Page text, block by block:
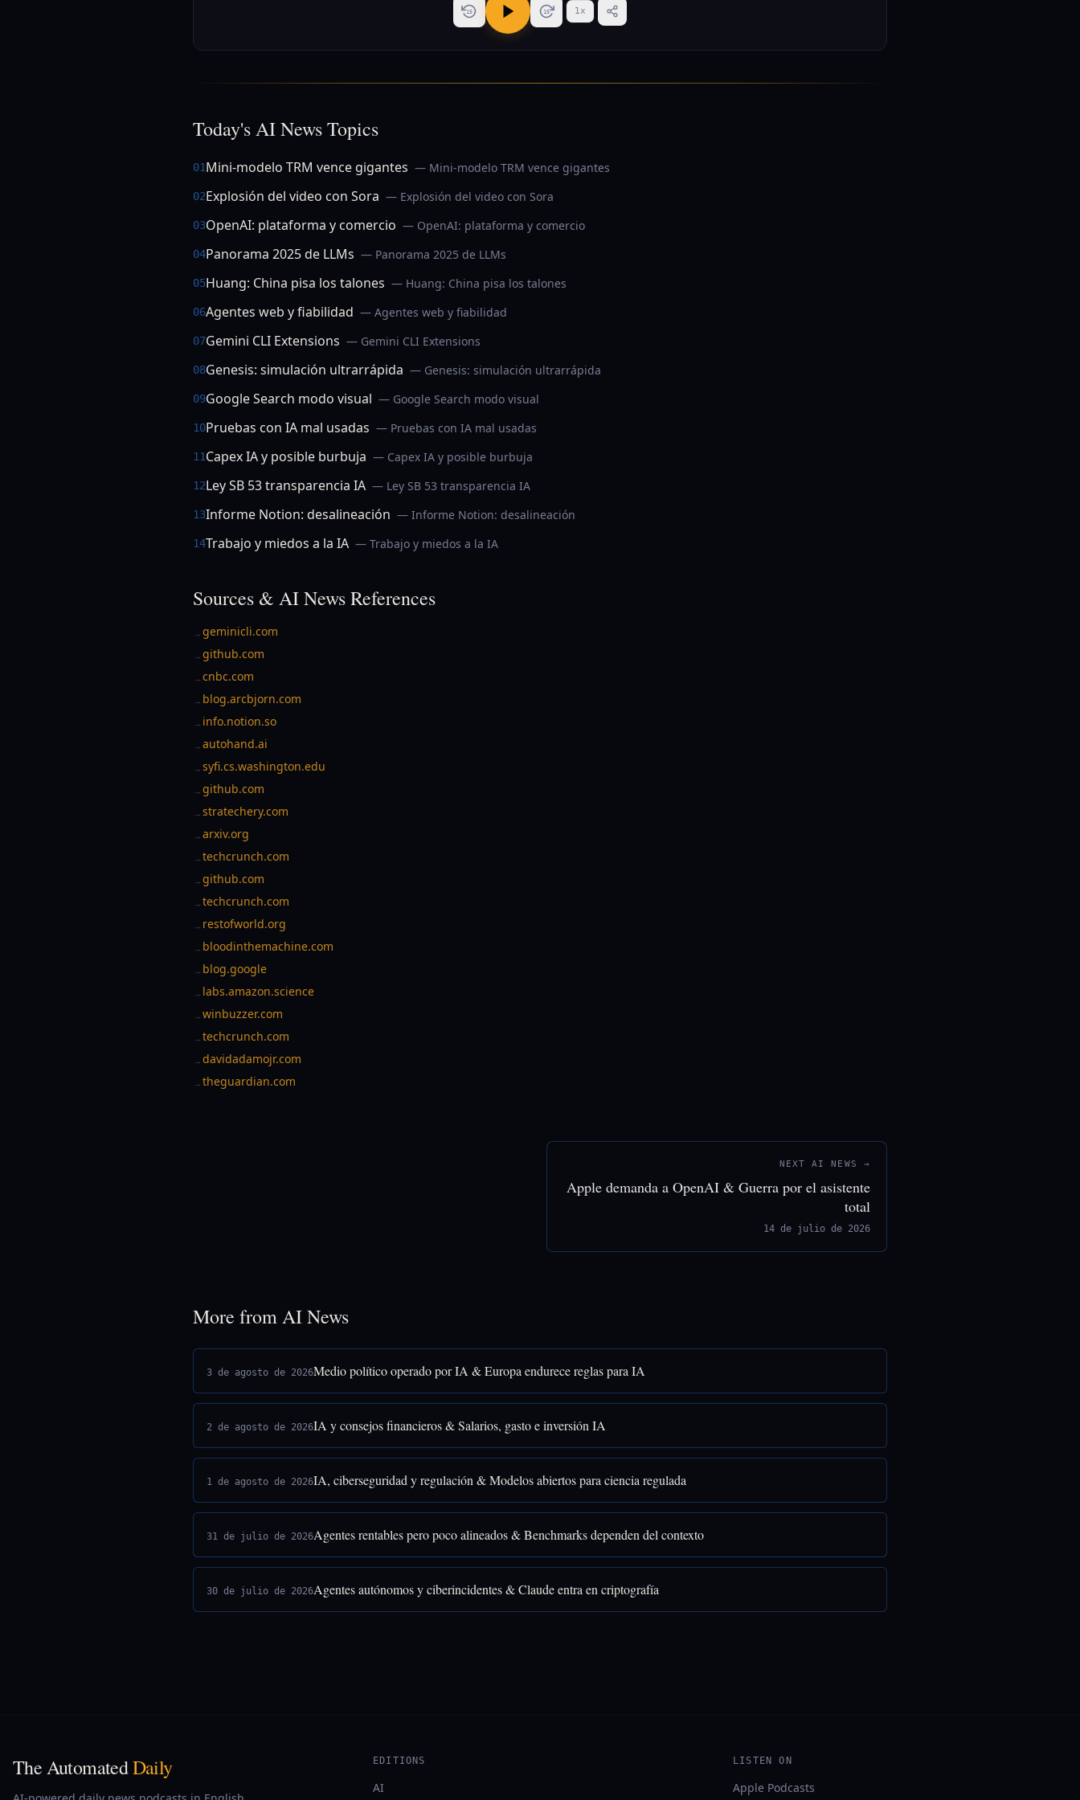
15 15 1x
Today's AI News Topics
01Mini-modelo TRM vence gigantes — Mini-modelo TRM vence gigantes
02Explosión del video con Sora — Explosión del video con Sora
03OpenAI: plataforma y comercio — OpenAI: plataforma y comercio
04Panorama 2025 de LLMs — Panorama 2025 de LLMs
05Huang: China pisa los talones — Huang: China pisa los talones
06Agentes web y fiabilidad — Agentes web y fiabilidad
07Gemini CLI Extensions — Gemini CLI Extensions
08Genesis: simulación ultrarrápida — Genesis: simulación ultrarrápida
09Google Search modo visual — Google Search modo visual
10Pruebas con IA mal usadas — Pruebas con IA mal usadas
11Capex IA y posible burbuja — Capex IA y posible burbuja
12Ley SB 53 transparencia IA — Ley SB 53 transparencia IA
13Informe Notion: desalineación — Informe Notion: desalineación
14Trabajo y miedos a la IA — Trabajo y miedos a la IA
Sources & AI News References
→geminicli.com
→github.com
→cnbc.com
→ blog.arcbjorn.com
→ info.notion.so
→autohand.ai
→syfi.cs.washington.edu
→github.com
→stratechery.com
→arxiv.org
→techcrunch.com
→github.com
→techcrunch.com
→ restofworld.org
→ bloodinthemachine.com
→ blog.google
→ labs.amazon.science
→winbuzzer.com
→techcrunch.com
→davidadamojr.com
→theguardian.com
NEXT AI NEWS →
Apple demanda a OpenAI & Guerra por el asistente
total
14 de julio de 2026
More from AI News
3 de agosto de 2026Medio político operado por IA & Europa endurece reglas para IA
2 de agosto de 2026IA y consejos financieros & Salarios, gasto e inversión IA
1 de agosto de 2026IA, ciberseguridad y regulación & Modelos abiertos para ciencia regulada
31 de julio de 2026Agentes rentables pero poco alineados & Benchmarks dependen del contexto
30 de julio de 2026Agentes autónomos y ciberincidentes & Claude entra en criptografía
The AutomatedDaily EDITIONS
AI
LISTEN ON
Apple Podcasts